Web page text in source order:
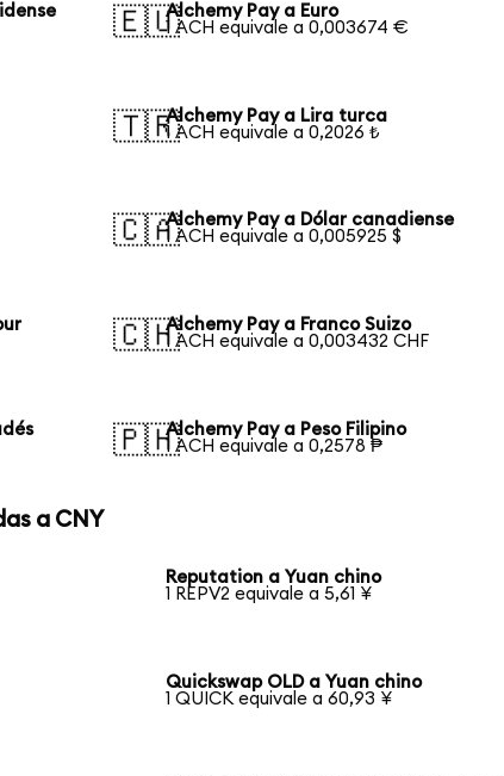
🇪🇺Alchemy Pay a Euro
1 ACH equivale a 0,003674 €
🇹🇷Alchemy Pay a Lira turca
1 ACH equivale a 0,2026 ₺
🇨🇦Alchemy Pay a Dólar canadiense
1 ACH equivale a 0,005925 $
🇨🇭Alchemy Pay a Franco Suizo
1 ACH equivale a 0,003432 CHF
🇵🇭Alchemy Pay a Peso Filipino
1 ACH equivale a 0,2578 ₱
a CNY
Reputation a Yuan chino
1 REPV2 equivale a 5,61 ¥
Quickswap OLD a Yuan chino
1 QUICK equivale a 60,93 ¥